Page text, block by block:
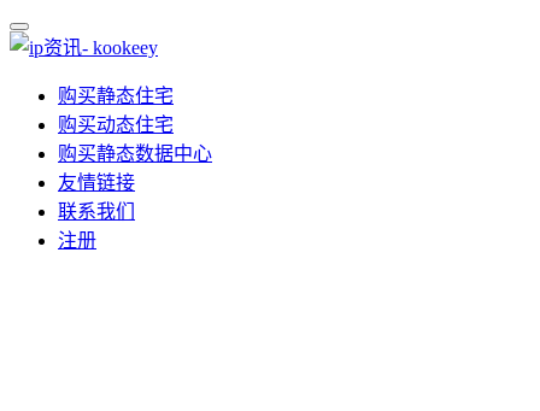
购买静态住宅
购买动态住宅
购买静态数据中心
友情链接
联系我们
注册